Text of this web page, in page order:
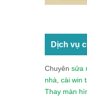
Dịch vụ
Chuyên sửa
nhà cài win
Thay màn